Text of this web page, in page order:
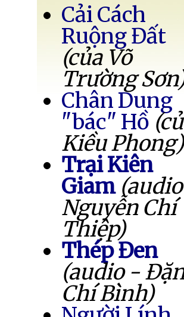
Cải Cách
Ruộng Đất
(của Võ
Trường
Chân Dung
"bác" Hồ
Kiều Phong)
Trại Kiên
Giam
Nguyễn Chí
Thiệp)
Thép Đen
(audio -
Chí Bình)